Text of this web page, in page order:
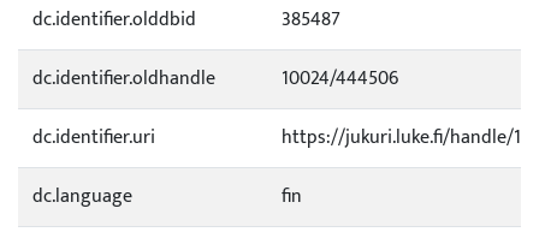
dc.identifier.olddbid
385487
dc.identifier.oldhandle
10024/444506
dc.identifier.uri
https://jukuri.luke.fi/handle/
dc.language
fin